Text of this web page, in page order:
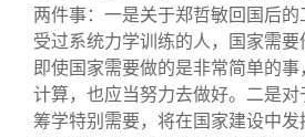
两件事：一是关于郑哲敏回国后
受过系统力学训练的人，国家需要
即使国家需要做的是非常简单的
计算，也应当努力去做好。二是
筹学特别需要，将在国家建设中